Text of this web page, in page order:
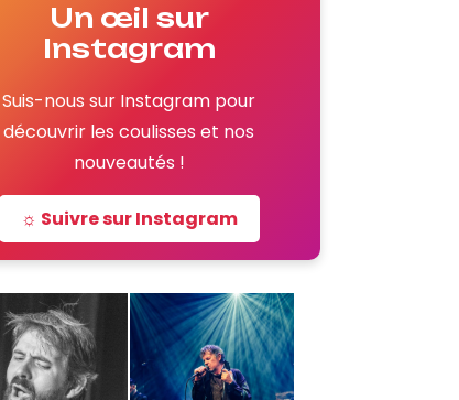
Un œil sur
Instagram
Suis-nous sur Instagram pour
découvrir les coulisses et nos
nouveautés !
☼ Suivre sur Instagram